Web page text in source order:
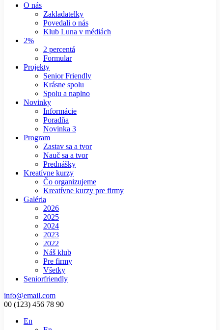
O nás
Zakladatelky
Povedali o nás
Klub Luna v médiách
2%
2 percentá
Formular
Projekty
Senior Friendly
Krásne spolu
Spolu a naplno
Novinky
Informácie
Poradňa
Novinka 3
Program
Zastav sa a tvor
Nauč sa a tvor
Prednášky
Kreatívne kurzy
Čo organizujeme
Kreatívne kurzy pre firmy
Galéria
2026
2025
2024
2023
2022
Náš klub
Pre firmy
Všetky
Seniorfriendly
info@email.com
00 (123) 456 78 90
En